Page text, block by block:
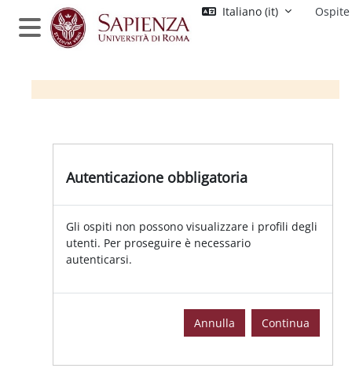
Vai al contenuto principale
Pannello laterale
Italiano ‎(it)‎ Ospite
Autenticazione obbligatoria
Gli ospiti non possono visualizzare i profili degli
utenti. Per proseguire è necessario
autenticarsi.
Annulla Continua